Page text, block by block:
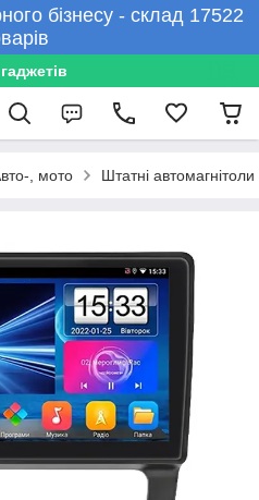
бізнесу - склад 17522
, мото Штатні автомагнітоли